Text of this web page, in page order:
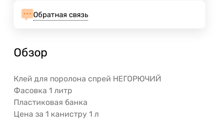
Обратная связь
Обзор
Клей для поролона спрей НЕГОРЮЧИЙ
Фасовка 1 литр
Пластиковая банка
Цена за 1 канистру 1 л